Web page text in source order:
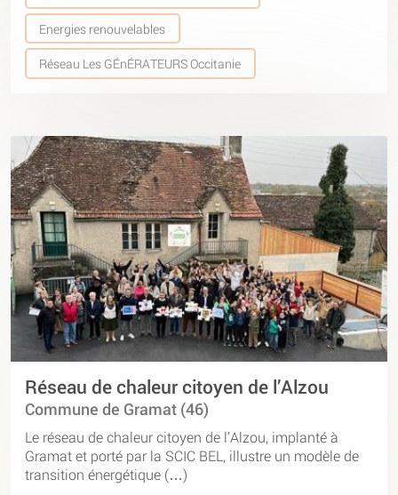
Energies renouvelables
Réseau Les GÉnÉRATEURS Occitanie
Réseau de chaleur citoyen de l’Alzou
Commune de Gramat (46)
Le réseau de chaleur citoyen de l’Alzou, implanté à
Gramat et porté par la SCIC BEL, illustre un modèle de
transition énergétique (…)